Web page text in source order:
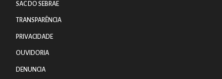
SAC DO SEBRAE
TRANSPARÊNCIA
PRIVACIDADE
OUVIDORIA
DENUNCIA